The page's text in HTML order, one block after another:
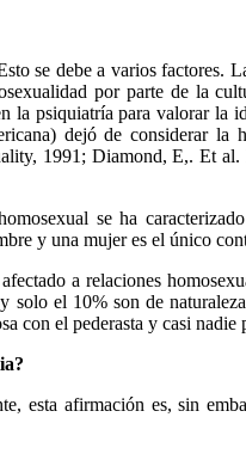
se debe a varios
por parte de la
psiquiatría para valorar la
dejó de considerar
1991; Diamond, E,. Et
se ha
y una mujer es el único
a relaciones
el 10% son de
con el pederasta y casi
esta afirmación es, sin